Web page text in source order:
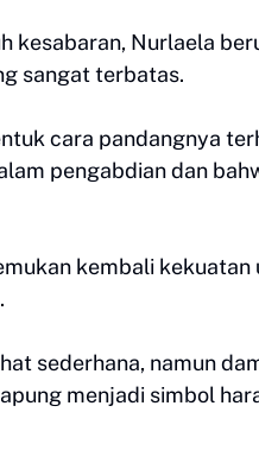
kesabaran, Nurlaela
sangat terbatas.
cara pandangnya
pengabdian dan
kembali
sederhana, namun
menjadi simbol